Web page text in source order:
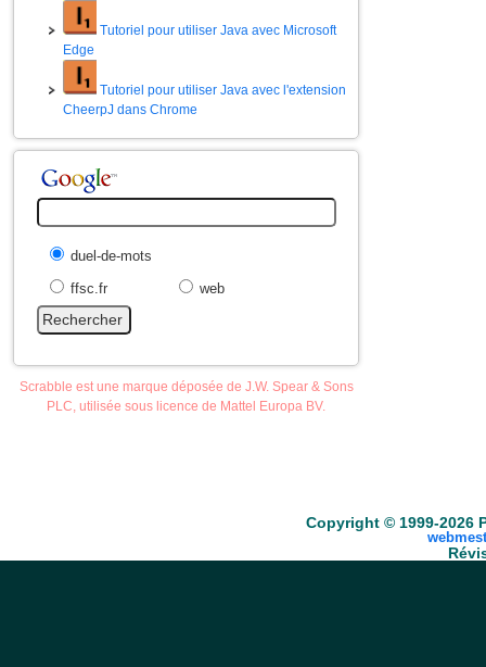
Tutoriel pour utiliser Java avec Microsoft
Edge
Tutoriel pour utiliser Java avec l'extension
CheerpJ dans Chrome
duel-de-mots
ffsc.fr
web
Scrabble est une marque déposée de J.W. Spear & Sons
PLC, utilisée sous licence de Mattel Europa BV.
Copyright © 1999-2026